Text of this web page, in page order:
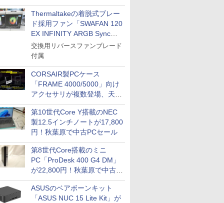
Thermaltakeの着脱式ブレー
ド採用ファン「SWAFAN 120
EX INFINITY ARGB Sync」
に単品パッケージ
交換用リバースファンブレード
付属
CORSAIR製PCケース
「FRAME 4000/5000」向け
アクセサリが複数登場、天然
木製パネルや背面コネクタ対
応トレイなど
第10世代Core Y搭載のNEC
製12.5インチノートが17,800
円！秋葉原で中古PCセール
第8世代Core搭載のミニ
PC「ProDesk 400 G4 DM」
が22,800円！秋葉原で中古
PCセール
ASUSのベアボーンキット
「ASUS NUC 15 Lite Kit」が